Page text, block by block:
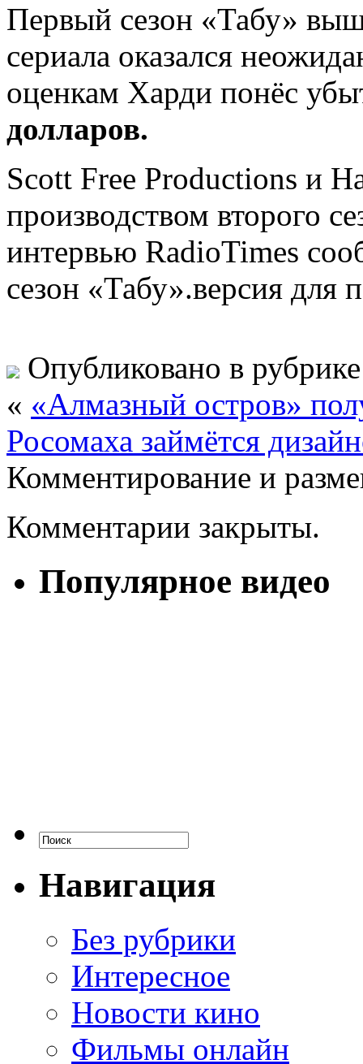
Первый сезон «Табу»
сериала оказался
оценкам Харди понёс
долларов.
Scott Free Productions и
производством второго
интервью RadioTimes
сезон «Табу».версия для
Опубликовано в
« «Алмазный остров»
Росомаха займётся
Комментирование и
Комментарии закрыты.
Популярное видео
Навигация
Без рубрики
Интересное
Новости кино
Фильмы онлайн